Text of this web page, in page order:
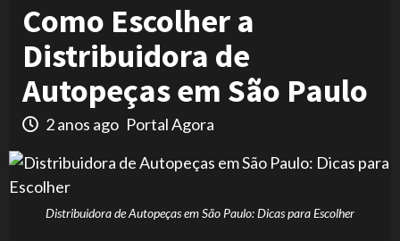
Como Escolher a
Distribuidora de
Autopeças em São Paulo
2 anos ago Portal Agora
Distribuidora de Autopeças em São Paulo: Dicas para Escolher